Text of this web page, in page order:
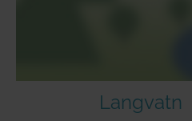
Langvatn